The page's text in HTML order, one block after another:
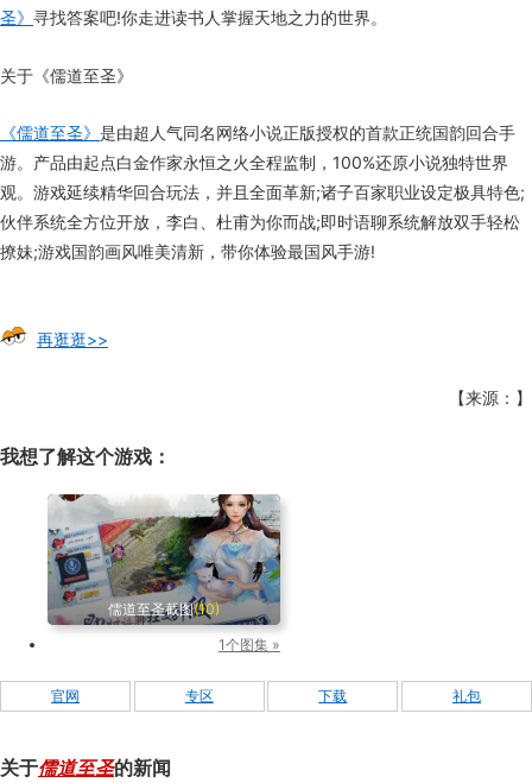
圣》 寻找答案吧!你走进读书人掌握天地之力的世界。
关于《儒道至圣》
《儒道至圣》 是由超人气同名网络小说正版授权的首款正统国韵回合手
游。产品由起点白金作家永恒之火全程监制，100%还原小说独特世界
观。游戏延续精华回合玩法，并且全面革新;诸子百家职业设定极具特色;
伙伴系统全方位开放，李白、杜甫为你而战;即时语聊系统解放双手轻松
撩妹;游戏国韵画风唯美清新，带你体验最国风手游!
再逛逛>>
【来源：】
我想了解这个游戏：
儒道至圣截图(10)
1个图集 »
官网 专区 下载 礼包
关于儒道至圣的新闻